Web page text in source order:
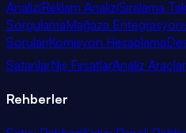
AnaliziReklam AnaliziSıralama
SorgulamaMağaza
SorularıKomisyon Hesaplama
SatanlarNiş FırsatlarAnaliz
Rehberler